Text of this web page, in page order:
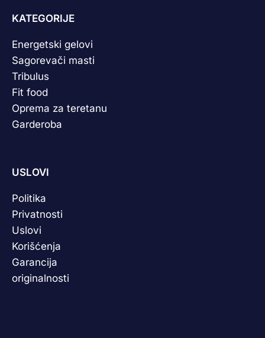
KATEGORIJE
Energetski gelovi
Sagorevači masti
Tribulus
Fit food
Oprema za teretanu
Garderoba
USLOVI
Politika
Privatnosti
Uslovi
Korišćenja
Garancija
originalnosti